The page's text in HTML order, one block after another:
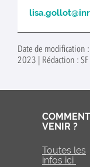
Date de modification
2023 | Rédaction : SF
COMMENT
VENIR ?
Toutes les
infos ici